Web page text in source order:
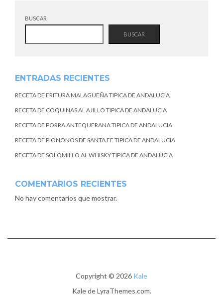
BUSCAR
BUSCAR
ENTRADAS RECIENTES
RECETA DE FRITURA MALAGUEÑA TIPICA DE ANDALUCIA
RECETA DE COQUINAS AL AJILLO TIPICA DE ANDALUCIA
RECETA DE PORRA ANTEQUERANA TIPICA DE ANDALUCIA
RECETA DE PIONONOS DE SANTA FE TIPICA DE ANDALUCIA
RECETA DE SOLOMILLO AL WHISKY TIPICA DE ANDALUCIA
COMENTARIOS RECIENTES
No hay comentarios que mostrar.
Copyright © 2026 Kale
Kalede LyraThemes.com.